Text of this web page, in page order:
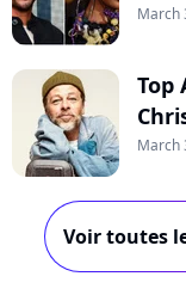
March
Top
March
Voir toutes